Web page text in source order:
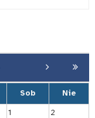
Sob Nie
1
2